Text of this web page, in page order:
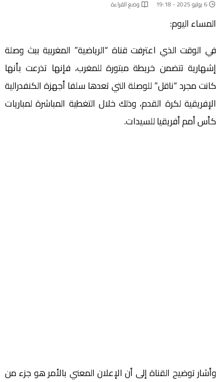
6 يوليو 2025 - 19:18
وضع القراءة
المساء اليوم:
في الوقت الذي اعترفت قناة “الرياضية” المغربية ببث وصلة
إشهارية تتضمن خريطة مبتورة للمغرب، فإنها تذرعت بأنها
كانت مجرد “ناقل” للوصلة التي تعدها سلفا أجهزة الكنفدرالية
الإفريقية لكرة القدم، وذلك خلال التغطية المباشرة لمباريات
كأس أمم أفريقيا للسيدات.
وأشار توضيح القناة إلى أن الإعلان المعني بالأمر هو جزء من